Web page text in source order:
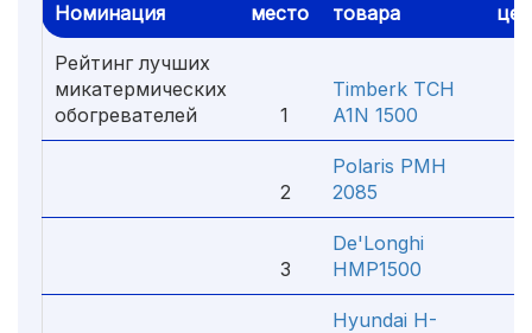
Номинация место
товара
Рейтинг лучших
микатермических
обогревателей
1
Timberk TCH
A1N 1500
2
Polaris PMH
2085
3
De'Longhi
HMP1500
Hyundai H-